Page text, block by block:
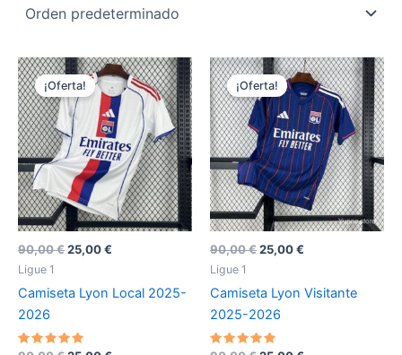
90,00€El
era:
25,00€
es:
¡Oferta!
Ligue 1
Camiseta Lyon Local 2025-
2026
90,00€El
era:
90,00 €.
25,00€
es:
¡Oferta!
Ligue 1
Camiseta Lyon Visitante
2025-2026